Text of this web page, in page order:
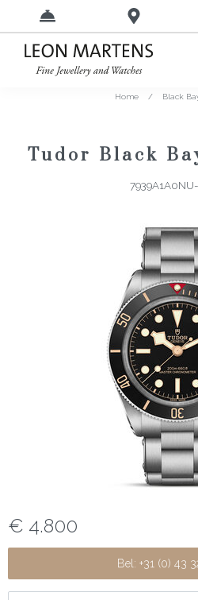
Home / Black
Tudor Black
€ 4.800
Bel: +31 (0) 43